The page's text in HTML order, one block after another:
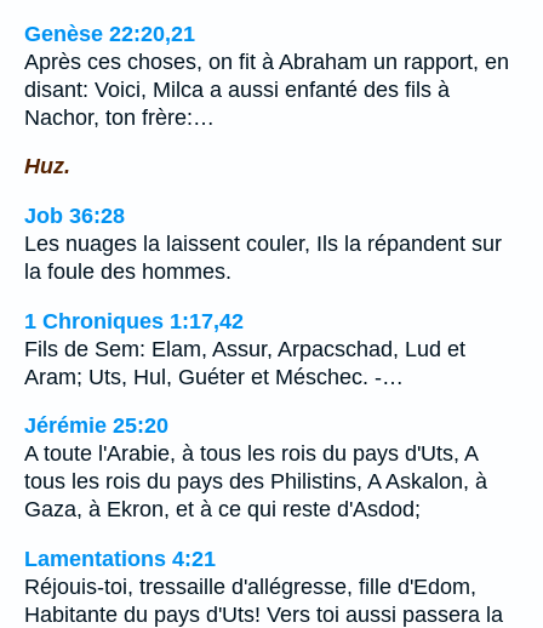
Genèse 22:20,21
Après ces choses, on fit à Abraham un rapport, en
disant: Voici, Milca a aussi enfanté des fils à
Nachor, ton frère:…
Huz.
Job 36:28
Les nuages la laissent couler, Ils la répandent sur
la foule des hommes.
1 Chroniques 1:17,42
Fils de Sem: Elam, Assur, Arpacschad, Lud et
Aram; Uts, Hul, Guéter et Méschec. -…
Jérémie 25:20
A toute l'Arabie, à tous les rois du pays d'Uts, A
tous les rois du pays des Philistins, A Askalon, à
Gaza, à Ekron, et à ce qui reste d'Asdod;
Lamentations 4:21
Réjouis-toi, tressaille d'allégresse, fille d'Edom,
Habitante du pays d'Uts! Vers toi aussi passera la